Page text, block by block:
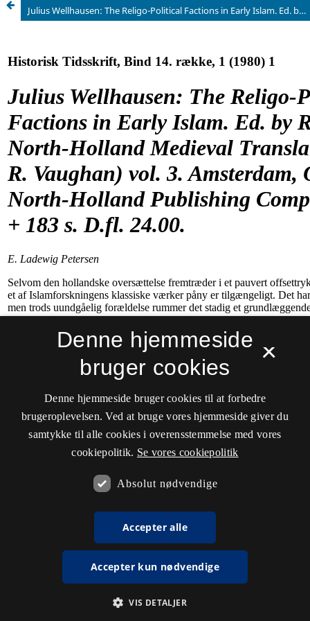
Julius Wellhausen: The Religo-Political Factions in Early Islam. Ed. by R. C. Ostle. North-Holland Medieval Translations (gen.ed. R. Vaughan) vol. 3. Amsterdam, Oxford, North-Holland Publishing Company 1978. xi + 183 s. D.fl. 24.00.
×
Denne hjemmeside
bruger cookies
Denne hjemmeside bruger cookies til at forbedre
brugeroplevelsen. Ved at bruge vores hjemmeside giver du
samtykke til alle cookies i overensstemmelse med vores
cookiepolitik. Se vores cookiepolitik
Absolut nødvendige
Accepter alle
Accepter kun nødvendige
VIS DETALJER